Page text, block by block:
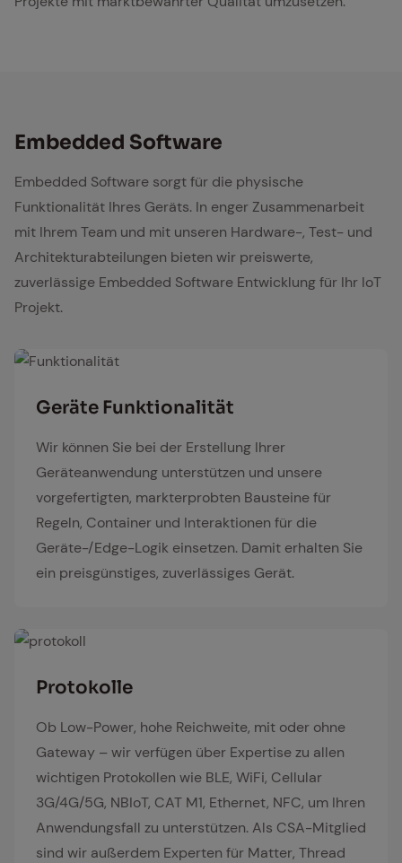
Em­bed­ded Soft­ware
Embedded Software sorgt für die physische
Funktionalität Ihres Geräts. In enger Zusammenarbeit
mit Ihrem Team und mit unseren Hardware-, Test- und
Architekturabteilungen bieten wir preiswerte,
zuverlässige Embedded Software Entwicklung für Ihr IoT
Projekt.
Ge­rä­te Funk­tio­na­li­tät
Wir können Sie bei der Erstellung Ihrer
Geräteanwendung unterstützen und unsere
vorgefertigten, markterprobten Bausteine für
Regeln, Container und Interaktionen für die
Geräte-/Edge-Logik einsetzen. Damit erhalten Sie
ein preisgünstiges, zuverlässiges Gerät.
Pro­to­kol­le
Ob Low-Power, hohe Reichweite, mit oder ohne
Gateway – wir verfügen über Expertise zu allen
wichtigen Protokollen wie BLE, WiFi, Cellular
3G/4G/5G, NBIoT, CAT M1, Ethernet, NFC, um Ihren
Anwendungsfall zu unterstützen. Als CSA-Mitglied
sind wir außerdem Experten für Matter, Thread